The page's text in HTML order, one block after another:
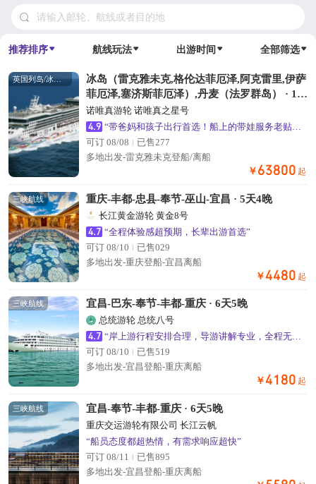
请输入邮轮、航线或者目的地
推荐排序 航线玩法 出游时间 全部筛选
英国列岛/冰岛航线
冰岛（雷克雅未克,格伦达菲厄泽,阿克雷里,伊萨
菲厄泽,塞济斯菲厄泽）,丹麦（法罗群岛） · 11
天10晚
诺唯真游轮 诺唯真之星号
4.9
“带爸妈和孩子出行首选！船上的带娃服务老贴心了”
可订 08/08
已售277
多地出发-雷克雅未克登船/离船
￥ 63800 起
三峡航线 重庆-丰都-忠县-奉节-巫山-宜昌 · 5天4晚
长江黄金游轮 黄金8号
4.7 “全程体验感超预期，长辈出游首选”
可订 08/10
已售029
多地出发-重庆登船-宜昌离船
￥4480 起
三峡航线 宜昌-巴东-奉节-丰都-重庆 · 6天5晚
总统游轮 总统八号
4.7
“岸上游行程安排合理，导游讲解专业，全程无强制购物”
可订 08/10
已售519
多地出发-宜昌登船-重庆离船
￥4180 起
三峡航线 宜昌-奉节-丰都-重庆 · 6天5晚
重庆交运游轮有限公司 长江云帆
“船员态度都超热情，有需求响应超快”
可订 08/11
已售895
多地出发-宜昌登船-重庆离船